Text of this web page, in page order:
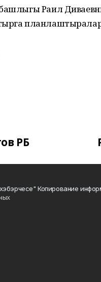
Раил
РБ
Копирование